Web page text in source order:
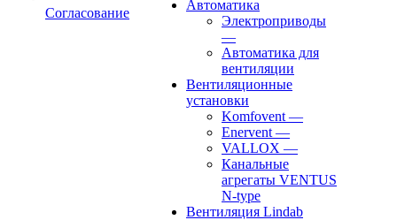
Согласование
Автоматика
Электроприводы
—
Автоматика для
вентиляции
Вентиляционные
установки
Komfovent —
Enervent —
VALLOX —
Канальные
агрегаты VENTUS
N-type
Вентиляция Lindab